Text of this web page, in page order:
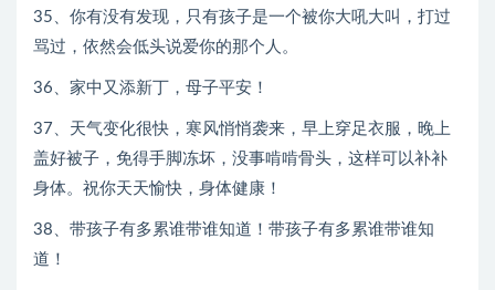
35、你有没有发现，只有孩子是一个被你大吼大叫，打过
骂过，依然会低头说爱你的那个人。
36、家中又添新丁，母子平安！
37、天气变化很快，寒风悄悄袭来，早上穿足衣服，晚上
盖好被子，免得手脚冻坏，没事啃啃骨头，这样可以补补
身体。祝你天天愉快，身体健康！
38、带孩子有多累谁带谁知道！带孩子有多累谁带谁知
道！